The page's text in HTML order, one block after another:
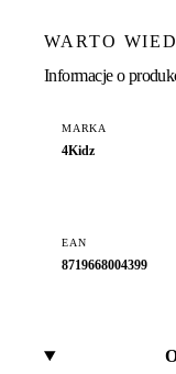
WARTO
Informacje o
MARKA
4Kidz
EAN
8719668004399